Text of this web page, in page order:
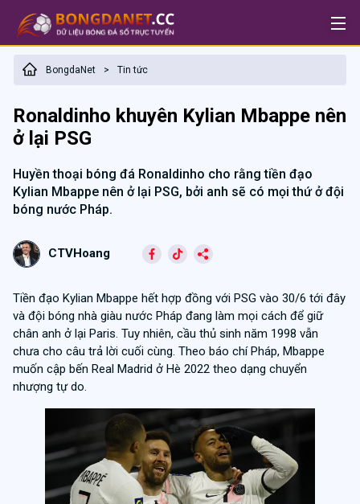
BongdaNet > Tin tức
Ronaldinho khuyên Kylian Mbappe nên
ở lại PSG
Huyền thoại bóng đá Ronaldinho cho rằng tiền đạo
Kylian Mbappe nên ở lại PSG, bởi anh sẽ có mọi thứ ở đội
bóng nước Pháp.
CTVHoang
Tiền đạo Kylian Mbappe hết hợp đồng với PSG vào 30/6 tới đây
và đội bóng nhà giàu nước Pháp đang làm mọi cách để giữ
chân anh ở lại Paris. Tuy nhiên, cầu thủ sinh năm 1998 vẫn
chưa cho câu trả lời cuối cùng. Theo báo chí Pháp, Mbappe
muốn cập bến Real Madrid ở Hè 2022 theo dạng chuyển
nhượng tự do.